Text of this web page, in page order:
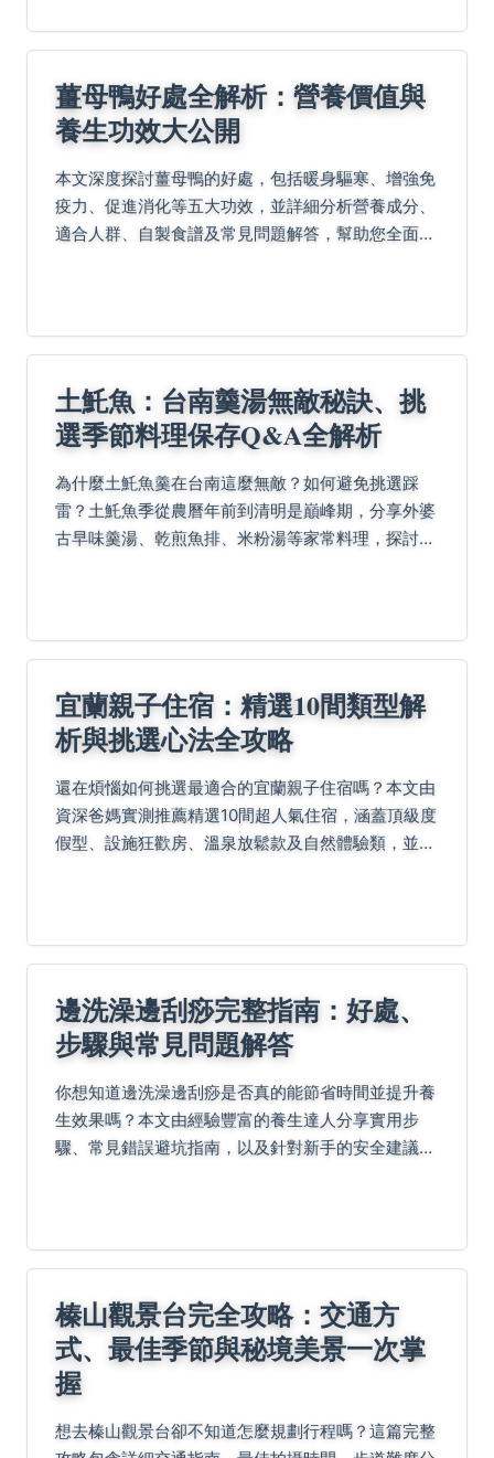
薑母鴨好處全解析：營養價值與
養生功效大公開
本文深度探討薑母鴨的好處，包括暖身驅寒、增強免
疫力、促進消化等五大功效，並詳細分析營養成分、
適合人群、自製食譜及常見問題解答，幫助您全面了
土魠魚：台南羹湯無敵秘訣、挑
選季節料理保存Q&A全解析
為什麼土魠魚羹在台南這麼無敵？如何避免挑選踩
雷？土魠魚季從農曆年前到清明是巔峰期，分享外婆
古早味羹湯、乾煎魚排、米粉湯等家常料理，探討保
宜蘭親子住宿：精選10間類型解
析與挑選心法全攻略
還在煩惱如何挑選最適合的宜蘭親子住宿嗎？本文由
資深爸媽實測推薦精選10間超人氣住宿，涵蓋頂級度
假型、設施狂歡房、溫泉放鬆款及自然體驗類，並分
邊洗澡邊刮痧完整指南：好處、
步驟與常見問題解答
你想知道邊洗澡邊刮痧是否真的能節省時間並提升養
生效果嗎？本文由經驗豐富的養生達人分享實用步
驟、常見錯誤避坑指南，以及針對新手的安全建議，
榛山觀景台完全攻略：交通方
式、最佳季節與秘境美景一次掌
握
想去榛山觀景台卻不知道怎麼規劃行程嗎？這篇完整